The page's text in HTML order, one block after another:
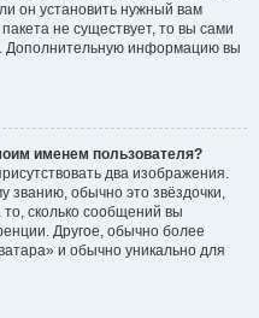
он установить нужный вам
не существует, то вы сами
Дополнительную информацию вы
именем пользователя?
два изображения.
званию, обычно это звёздочки,
сколько сообщений вы
Другое, обычно более
и обычно уникально для